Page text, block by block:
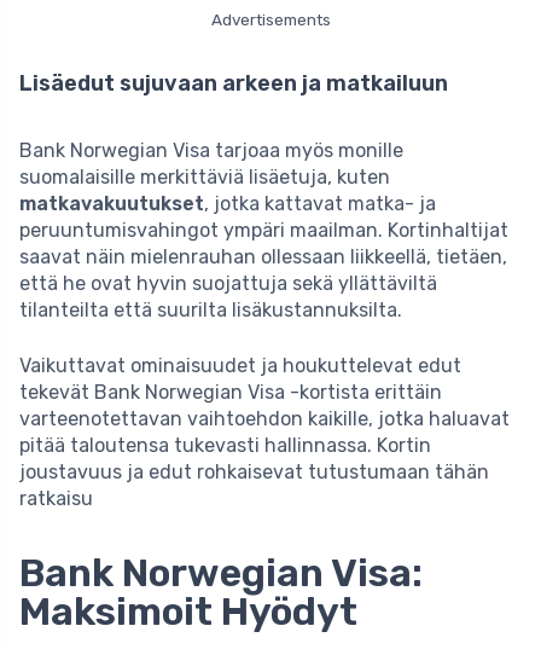
Advertisements
Lisäedut sujuvaan arkeen ja matkailuun
Bank Norwegian Visa tarjoaa myös monille
suomalaisille merkittäviä lisäetuja, kuten
matkavakuutukset, jotka kattavat matka- ja
peruuntumisvahingot ympäri maailman. Kortinhaltijat
saavat näin mielenrauhan ollessaan liikkeellä, tietäen,
että he ovat hyvin suojattuja sekä yllättäviltä
tilanteilta että suurilta lisäkustannuksilta.
Vaikuttavat ominaisuudet ja houkuttelevat edut
tekevät Bank Norwegian Visa -kortista erittäin
varteenotettavan vaihtoehdon kaikille, jotka haluavat
pitää taloutensa tukevasti hallinnassa. Kortin
joustavuus ja edut rohkaisevat tutustumaan tähän
ratkaisu
Bank Norwegian Visa:
Maksimoit Hyödyt